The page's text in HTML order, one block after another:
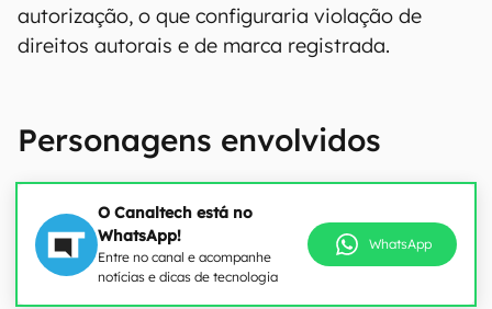
autorização, o que configuraria violação de
direitos autorais e de marca registrada.
Personagens envolvidos
O Canaltech está no
WhatsApp!
Entre no canal e acompanhe
notícias e dicas de tecnologia
WhatsApp